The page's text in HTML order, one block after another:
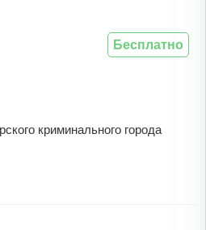
криминального города
Бесплатно